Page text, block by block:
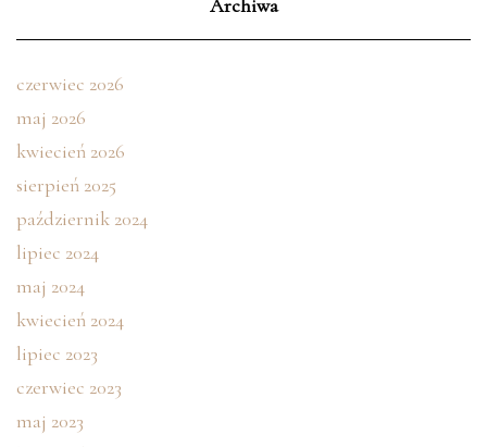
Archiwa
czerwiec 2026
maj 2026
kwiecień 2026
sierpień 2025
październik 2024
lipiec 2024
maj 2024
kwiecień 2024
lipiec 2023
czerwiec 2023
maj 2023